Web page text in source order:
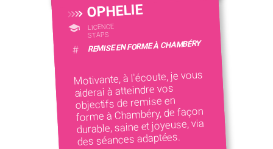
OPHELIE
LICENCE
STAPS
# REMISE EN FORME À CHAMBÉRY
Motivante, à l'écoute, je vous
aiderai à atteindre vos
objectifs de remise en
forme à Chambéry, de façon
durable, saine et joyeuse, via
des séances adaptées.